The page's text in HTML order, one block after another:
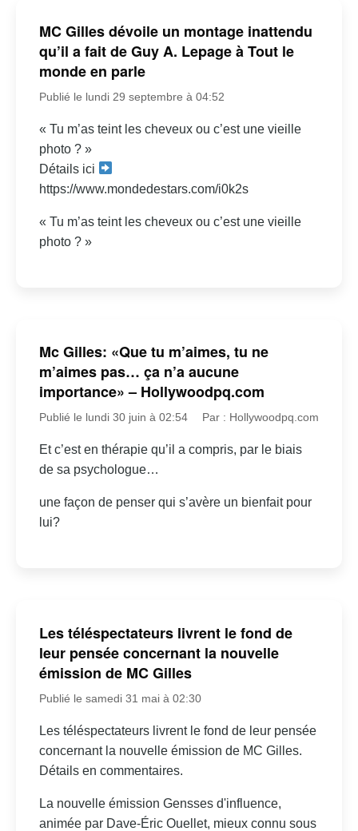
MC Gilles dévoile un montage inattendu
qu’il a fait de Guy A. Lepage à Tout le
monde en parle
Publié le lundi 29 septembre à 04:52
« Tu m’as teint les cheveux ou c’est une vieille
photo ? »
Détails ici
https://www.mondedestars.com/i0k2s
« Tu m’as teint les cheveux ou c’est une vieille
photo ? »
Mc Gilles: «Que tu m’aimes, tu ne
m’aimes pas… ça n’a aucune
importance» – Hollywoodpq.com
Publié le lundi 30 juin à 02:54 Par : Hollywoodpq.com
Et c’est en thérapie qu’il a compris, par le biais
de sa psychologue…
une façon de penser qui s’avère un bienfait pour
lui?
Les téléspectateurs livrent le fond de
leur pensée concernant la nouvelle
émission de MC Gilles
Publié le samedi 31 mai à 02:30
Les téléspectateurs livrent le fond de leur pensée
concernant la nouvelle émission de MC Gilles.
Détails en commentaires.
La nouvelle émission Gensses d'influence,
animée par Dave-Éric Ouellet, mieux connu sous